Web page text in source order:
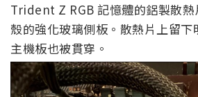
Trident Z RGB 記憶體的鋁製散
殼的強化玻璃側板。散熱片上留下
主機板也被貫穿。